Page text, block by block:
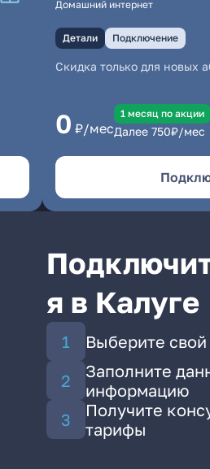
Домашний интернет
Детали Подключение
Скидка только для новых
0 ₽/мес
1 месяц по акции
Далее 750₽/мес
я в Калуге
Выберите
Заполните
информацию
Получите
тарифы